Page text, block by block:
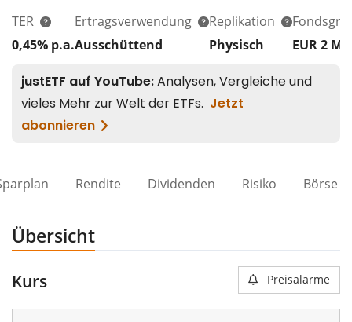
TER
0,45% p.a.
Ertragsverwendung
Ausschüttend
Replikation
Physisch
EUR 2
Rendite Dividenden Risiko Börse
Übersicht
Kurs Preisalarme